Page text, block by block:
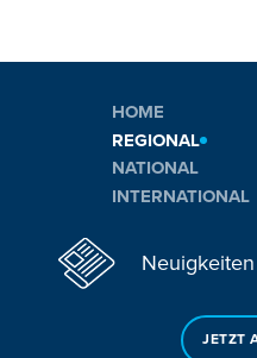
HOME
REGIONAL
NATIONAL
INTERNATIONAL
JETZT